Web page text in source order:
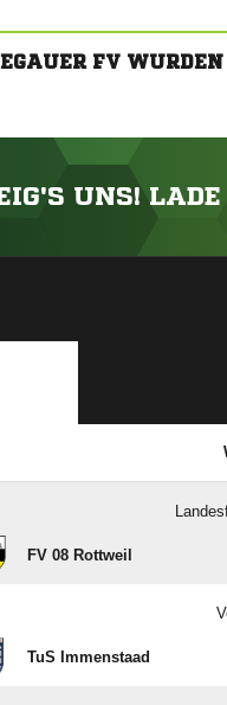
FV
UNS! LADE
FV 08 Rottweil
TuS Immenstaad